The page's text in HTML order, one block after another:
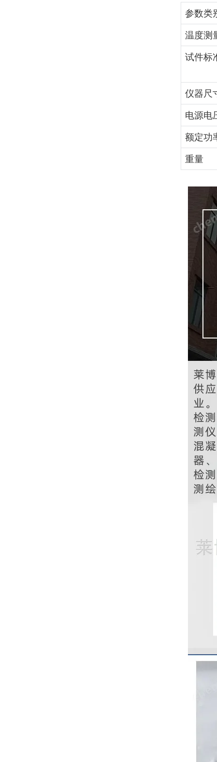
参数类
温度测
试件标
仪器尺
电源电
额定功
重量